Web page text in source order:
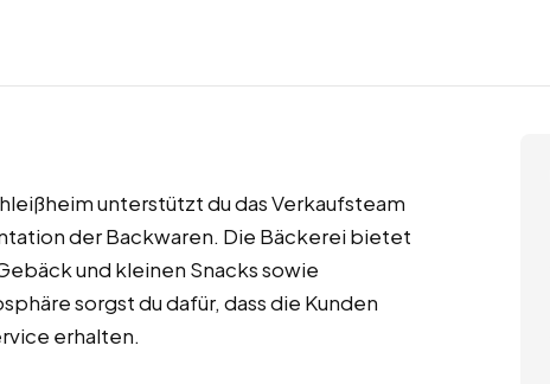
unterstützt du das Verkaufsteam
der Backwaren. Die Bäckerei bietet
und kleinen Snacks sowie
sorgst du dafür, dass die Kunden
erhalten.